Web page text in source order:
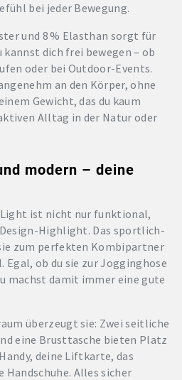
bei jeder Bewegung.
und 8 % Elasthan sorgt für
dich frei bewegen – ob
oder bei Outdoor-Events.
an den Körper, ohne
Gewicht, das du kaum
Alltag in der Natur oder
modern – deine
ist nicht nur funktional,
Highlight. Das sportlich-
zum perfekten Kombipartner
Egal, ob du sie zur Jogginghose
machst damit immer eine gute
überzeugt sie: Zwei seitliche
eine Brusttasche bieten Platz
deine Liftkarte, das
Alles sicher